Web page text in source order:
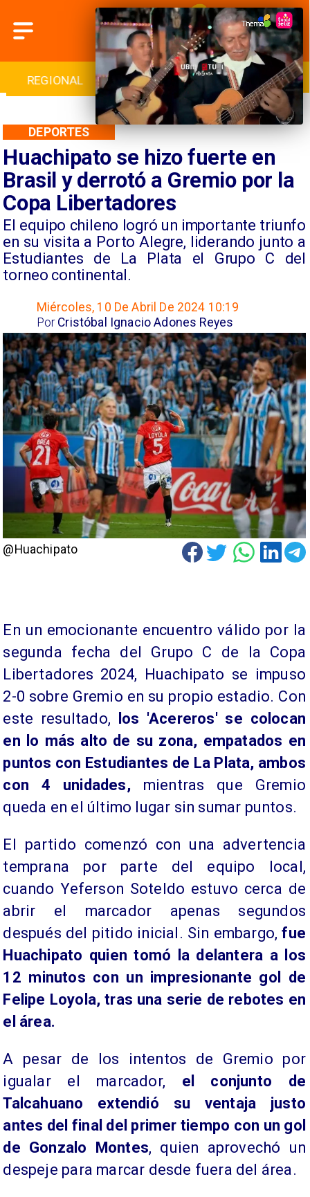
INTERNACIONAL DEPORTES CULTURA
Huachipato se hizo fuerte en
Brasil y derrotó a Gremio por la
Copa Libertadores
El equipo chileno logró un importante triunfo
en su visita a Porto Alegre, liderando junto a
Estudiantes de La Plata el Grupo C del
torneo continental.
DEPORTES
Miércoles, 10 De Abril De 2024 10:19
Cristóbal Ignacio Adones Reyes
Por
@Huachipato
​En un emocionante encuentro válido por la
segunda fecha del Grupo C de la Copa
Libertadores 2024, Huachipato se impuso
2-0 sobre Gremio en su propio estadio. Con
este resultado, los 'Acereros' se colocan
en lo más alto de su zona, empatados en
puntos con Estudiantes de La Plata, ambos
con 4 unidades, mientras que Gremio
queda en el último lugar sin sumar puntos.
​El partido comenzó con una advertencia
temprana por parte del equipo local,
cuando Yeferson Soteldo estuvo cerca de
abrir el marcador apenas segundos
después del pitido inicial. Sin embargo,fue
Huachipato quien tomó la delantera a los
12 minutos con un impresionante gol de
Felipe Loyola, tras una serie de rebotes en
el área.
A pesar de los intentos de Gremio por
igualar el marcador, el conjunto de
Talcahuano extendió su ventaja justo
antes del final del primer tiempo con un gol
de Gonzalo Montes, quien aprovechó un
despeje para marcar desde fuera del área.